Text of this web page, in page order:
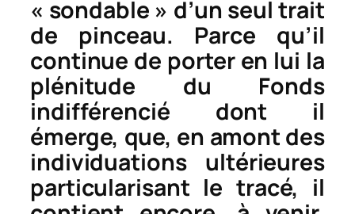
« sondable » d’un seul trait
de pinceau. Parce qu’il
continue de porter en lui la
plénitude du Fonds
indifférencié dont il
émerge, que, en amont des
individuations ultérieures
particularisant le tracé, il